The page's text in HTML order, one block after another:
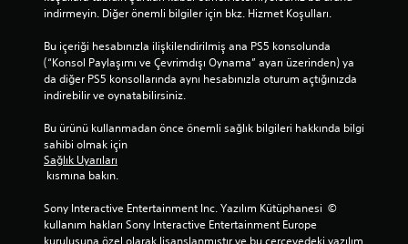
indirmeyin. Diğer önemli bilgiler için bkz. Hizmet Koşulları.
Bu içeriği hesabınızla ilişkilendirilmiş ana PS5 konsolunda
(“Konsol Paylaşımı ve Çevrimdışı Oynama” ayarı üzerinden) ya
da diğer PS5 konsollarında aynı hesabınızla oturum açtığınızda
indirebilir ve oynatabilirsiniz.
Bu ürünü kullanmadan önce önemli sağlık bilgileri hakkında bilgi
sahibi olmak için
Sağlık Uyarıları
kısmına bakın.
Sony Interactive Entertainment Inc. Yazılım Kütüphanesi  ©
kullanım hakları Sony Interactive Entertainment Europe
kuruluşuna özel olarak lisanslanmıştır ve bu çerçevedeki yazılım